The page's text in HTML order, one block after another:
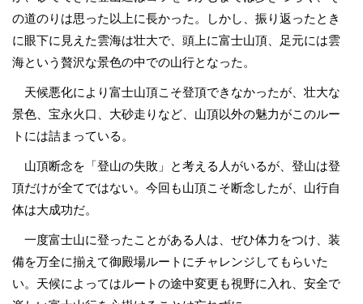
の道のりは思った以上に長かった。しかし、振り返ったとき
に眼下に見えた雲海は壮大で、頭上に富士山頂、足元には雲
海という贅沢な景色の中での山行となった。
天候悪化により富士山頂こそ登頂できなかったが、壮大な
景色、宝永火口、大砂走りなど、山頂以外の魅力がこのルー
トには詰まっている。
山頂断念を「登山の失敗」と考える人がいるが、登山は登
頂だけが全てではない。今回も山頂こそ断念したが、山行自
体は大成功だ。
一度富士山に登ったことがある人は、ぜひ体力をつけ、装
備を万全に揃えて御殿場ルートにチャレンジしてもらいた
い。天候によってはルートの途中変更も視野に入れ、安全で